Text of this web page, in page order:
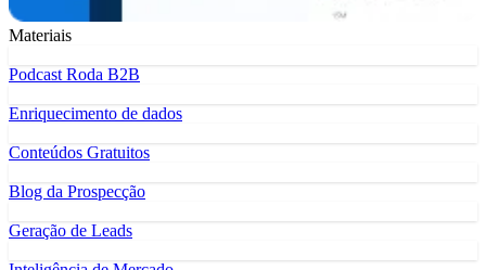
Materiais
Podcast Roda B2B
Enriquecimento de dados
Conteúdos Gratuitos
Blog da Prospecção
Geração de Leads